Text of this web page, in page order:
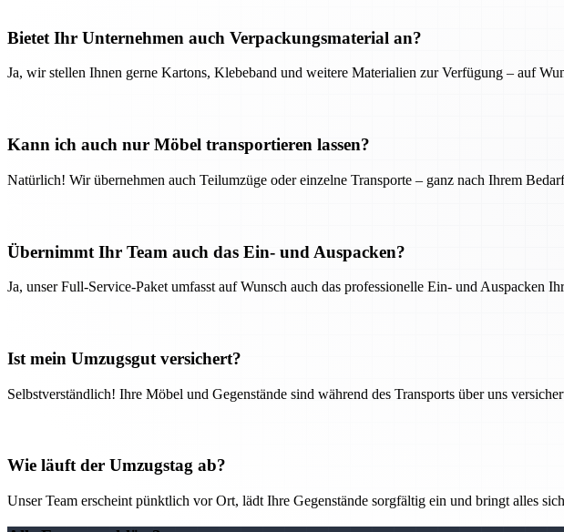
Bietet Ihr Unternehmen auch Verpackungsmaterial an?
Ja, wir stellen Ihnen gerne Kartons, Klebeband und weitere Materialien zur Verfügung – auf
Kann ich auch nur Möbel transportieren lassen?
Natürlich! Wir übernehmen auch Teilumzüge oder einzelne Transporte – ganz nach Ihrem
Übernimmt Ihr Team auch das Ein- und Auspacken?
Ja, unser Full-Service-Paket umfasst auf Wunsch auch das professionelle Ein- und Auspacken
Ist mein Umzugsgut versichert?
Selbstverständlich! Ihre Möbel und Gegenstände sind während des Transports über uns
Wie läuft der Umzugstag ab?
Unser Team erscheint pünktlich vor Ort, lädt Ihre Gegenstände sorgfältig ein und bringt alles